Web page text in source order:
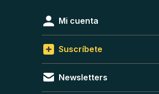
Mi cuenta
Suscríbete
Newsletters